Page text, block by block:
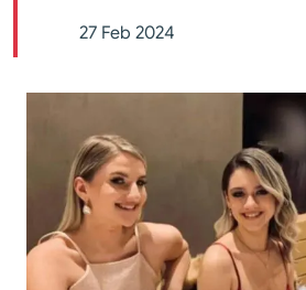
27 Feb 2024